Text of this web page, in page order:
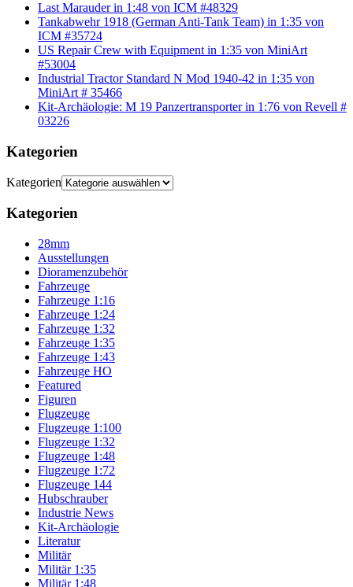
Last Marauder in 1:48 von ICM #48329
Tankabwehr 1918 (German Anti-Tank Team) in 1:35 von
ICM #35724
US Repair Crew with Equipment in 1:35 von MiniArt
#53004
Industrial Tractor Standard N Mod 1940-42 in 1:35 von
MiniArt # 35466
Kit-Archäologie: M 19 Panzertransporter in 1:76 von Revell #
03226
Kategorien
Kategorien
Kategorien
28mm
Ausstellungen
Dioramenzubehör
Fahrzeuge
Fahrzeuge 1:16
Fahrzeuge 1:24
Fahrzeuge 1:32
Fahrzeuge 1:35
Fahrzeuge 1:43
Fahrzeuge HO
Featured
Figuren
Flugzeuge
Flugzeuge 1:100
Flugzeuge 1:32
Flugzeuge 1:48
Flugzeuge 1:72
Flugzeuge 144
Hubschrauber
Industrie News
Kit-Archäologie
Literatur
Militär
Militär 1:35
Militär 1:48